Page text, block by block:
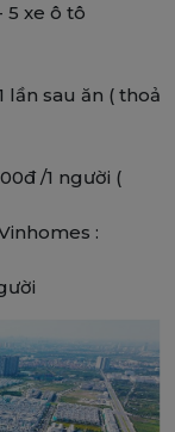
5 xe ô tô
lần sau ăn ( thoả
/1 người (
: